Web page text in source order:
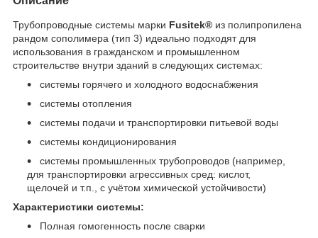
Трубопроводные системы марки Fusitek® из полипропилена
рандом сополимера (тип 3) идеально подходят для
использования в гражданском и промышленном
строительстве внутри зданий в следующих системах:
системы горячего и холодного водоснабжения
системы отопления
системы подачи и транспортировки питьевой воды
системы кондиционирования
системы промышленных трубопроводов (например,
для транспортировки агрессивных сред: кислот,
щелочей и т.п., с учётом химической устойчивости)
Характеристики системы:
Полная гомогенность после сварки